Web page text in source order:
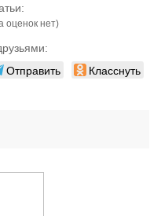
оценок нет)
Отправить Класснуть